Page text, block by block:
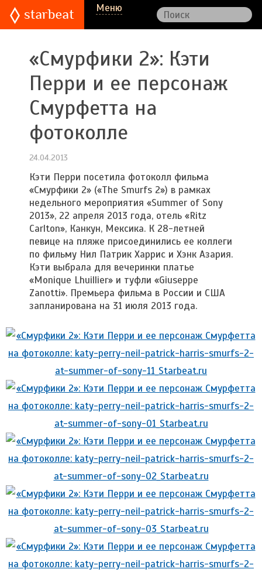
Меню
«Смурфики 2»: Кэти
Перри и ее персонаж
Смурфетта на
фотоколле
24.04.2013
Кэти Перри посетила фотоколл фильма
«Смурфики 2» («The Smurfs 2») в рамках
недельного мероприятия «Summer of Sony
2013», 22 апреля 2013 года, отель «Ritz
Carlton», Канкун, Мексика. К 28-летней
певице на пляже присоединились ее коллеги
по фильму Нил Патрик Харрис и Хэнк Азария.
Кэти выбрала для вечеринки платье
«Monique Lhuillier» и туфли «Giuseppe
Zanotti». Премьера фильма в России и США
запланирована на 31 июля 2013 года.